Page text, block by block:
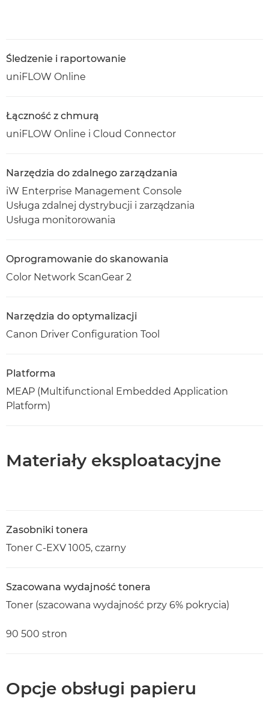
Śledzenie i raportowanie
uniFLOW Online
Łączność z chmurą
uniFLOW Online i Cloud Connector
Narzędzia do zdalnego zarządzania
iW Enterprise Management Console
Usługa zdalnej dystrybucji i zarządzania
Usługa monitorowania
Oprogramowanie do skanowania
Color Network ScanGear 2
Narzędzia do optymalizacji
Canon Driver Configuration Tool
Platforma
MEAP (Multifunctional Embedded Application
Platform)
Materiały eksploatacyjne
Zasobniki tonera
Toner C-EXV 1005, czarny
Szacowana wydajność tonera
Toner (szacowana wydajność przy 6% pokrycia)
90 500 stron
Opcje obsługi papieru